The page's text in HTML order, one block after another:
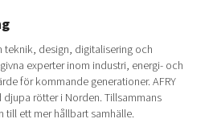
teknik, design, digitalisering och
experter inom industri, energi- och
för kommande generationer. AFRY
rötter i Norden. Tillsammans
till ett mer hållbart samhälle.